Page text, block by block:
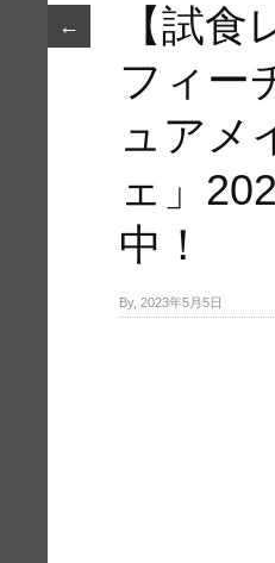
←
【試
フィー
ュアメ
ェ」
中！
By, 2023年5月5日